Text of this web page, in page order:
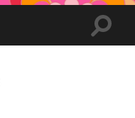
Toggle